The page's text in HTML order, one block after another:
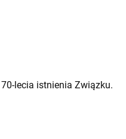
lecia istnienia Związku.